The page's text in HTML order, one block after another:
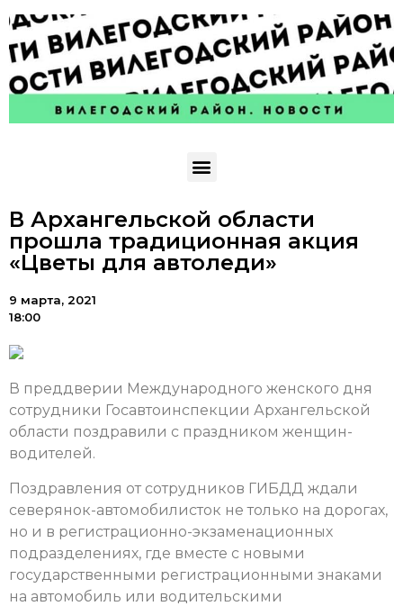
В Архангельской области
прошла традиционная акция
«Цветы для автоледи»
9 марта, 2021
18:00
В преддверии Международного женского дня
сотрудники Госавтоинспекции Архангельской
области поздравили с праздником женщин-
водителей.
Поздравления от сотрудников ГИБДД ждали
северянок-автомобилисток не только на дорогах,
но и в регистрационно-экзаменационных
подразделениях, где вместе с новыми
государственными регистрационными знаками
на автомобиль или водительскими